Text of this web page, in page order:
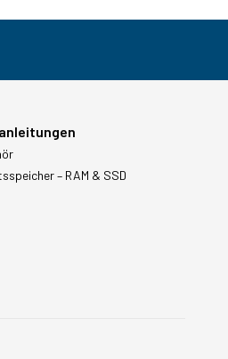
– RAM & SSD